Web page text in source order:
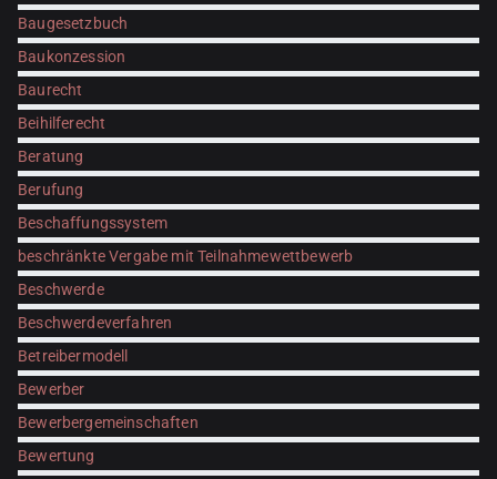
Baugesetzbuch
Baukonzession
Baurecht
Beihilferecht
Beratung
Berufung
Beschaffungssystem
beschränkte Vergabe mit Teilnahmewettbewerb
Beschwerde
Beschwerdeverfahren
Betreibermodell
Bewerber
Bewerbergemeinschaften
Bewertung